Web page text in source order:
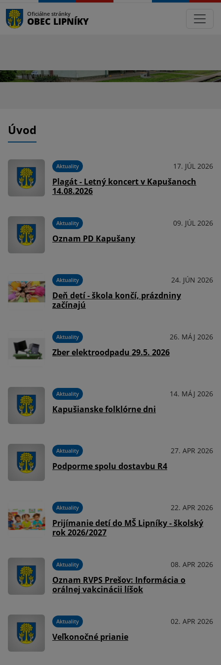
Oficiálne stránky
OBEC LIPNÍKY
Úvod
Aktuality 17. JÚL 2026
Plagát - Letný koncert v Kapušanoch
14.08.2026
Aktuality 09. JÚL 2026
Oznam PD Kapušany
Aktuality 24. JÚN 2026
Deň detí - škola končí, prázdniny
začínajú
Aktuality 26. MÁJ 2026
Zber elektroodpadu 29.5. 2026
Aktuality 14. MÁJ 2026
Kapušianske folklórne dni
Aktuality 27. APR 2026
Podporme spolu dostavbu R4
Aktuality 22. APR 2026
Prijímanie detí do MŠ Lipníky - školský
rok 2026/2027
Aktuality 08. APR 2026
Oznam RVPS Prešov: Informácia o
orálnej vakcinácii líšok
Aktuality 02. APR 2026
Veľkonočné prianie